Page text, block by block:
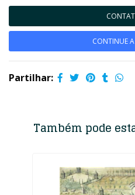
CONTINUE
Partilhar:
Também pode